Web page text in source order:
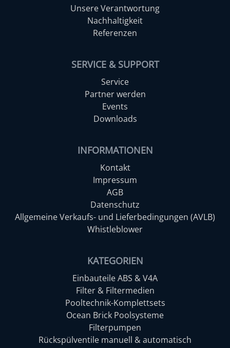
Unsere Verantwortung
Nachhaltigkeit
Referenzen
SERVICE & SUPPORT
Service
Partner werden
Events
Downloads
INFORMATIONEN
Kontakt
Impressum
AGB
Datenschutz
Allgemeine Verkaufs- und Lieferbedingungen (AVLB)
Whistleblower
KATEGORIEN
Einbauteile ABS & V4A
Filter & Filtermedien
Pooltechnik-Komplettsets
Ocean Brick Poolsysteme
Filterpumpen
Rückspülventile manuell & automatisch